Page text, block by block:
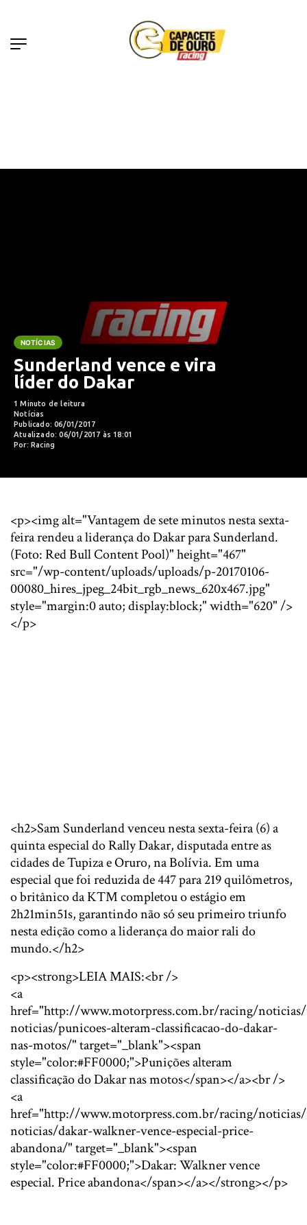
NOTÍCIAS
Sunderland vence e vira
líder do Dakar
1 Minuto de leitura
Notícias
Publicado: 06/01/2017
Atualizado: 06/01/2017 às 18:01
Por: Racing
<p><img alt="Vantagem de sete minutos nesta sexta-
feira rendeu a liderança do Dakar para Sunderland.
(Foto: Red Bull Content Pool)" height="467"
src="/wp-content/uploads/uploads/p-20170106-
00080_hires_jpeg_24bit_rgb_news_620x467.jpg"
style="margin:0 auto; display:block;" width="620" />
</p>
<h2>Sam Sunderland venceu nesta sexta-feira (6) a
quinta especial do Rally Dakar, disputada entre as
cidades de Tupiza e Oruro, na Bolívia. Em uma
especial que foi reduzida de 447 para 219 quilômetros,
o britânico da KTM completou o estágio em
2h21min51s, garantindo não só seu primeiro triunfo
nesta edição como a liderança do maior rali do
mundo.</h2>
<p><strong>LEIA MAIS:<br />
<a
href="http://www.motorpress.com.br/racing/
noticias/punicoes-alteram-classificacao-do-dakar-
nas-motos/" target="_blank"><span
style="color:#FF0000;">Punições alteram
classificação do Dakar nas motos</span></a><br />
<a
href="http://www.motorpress.com.br/racing/
noticias/dakar-walkner-vence-especial-price-
abandona/" target="_blank"><span
style="color:#FF0000;">Dakar: Walkner vence
especial. Price abandona</span></a></strong></p>